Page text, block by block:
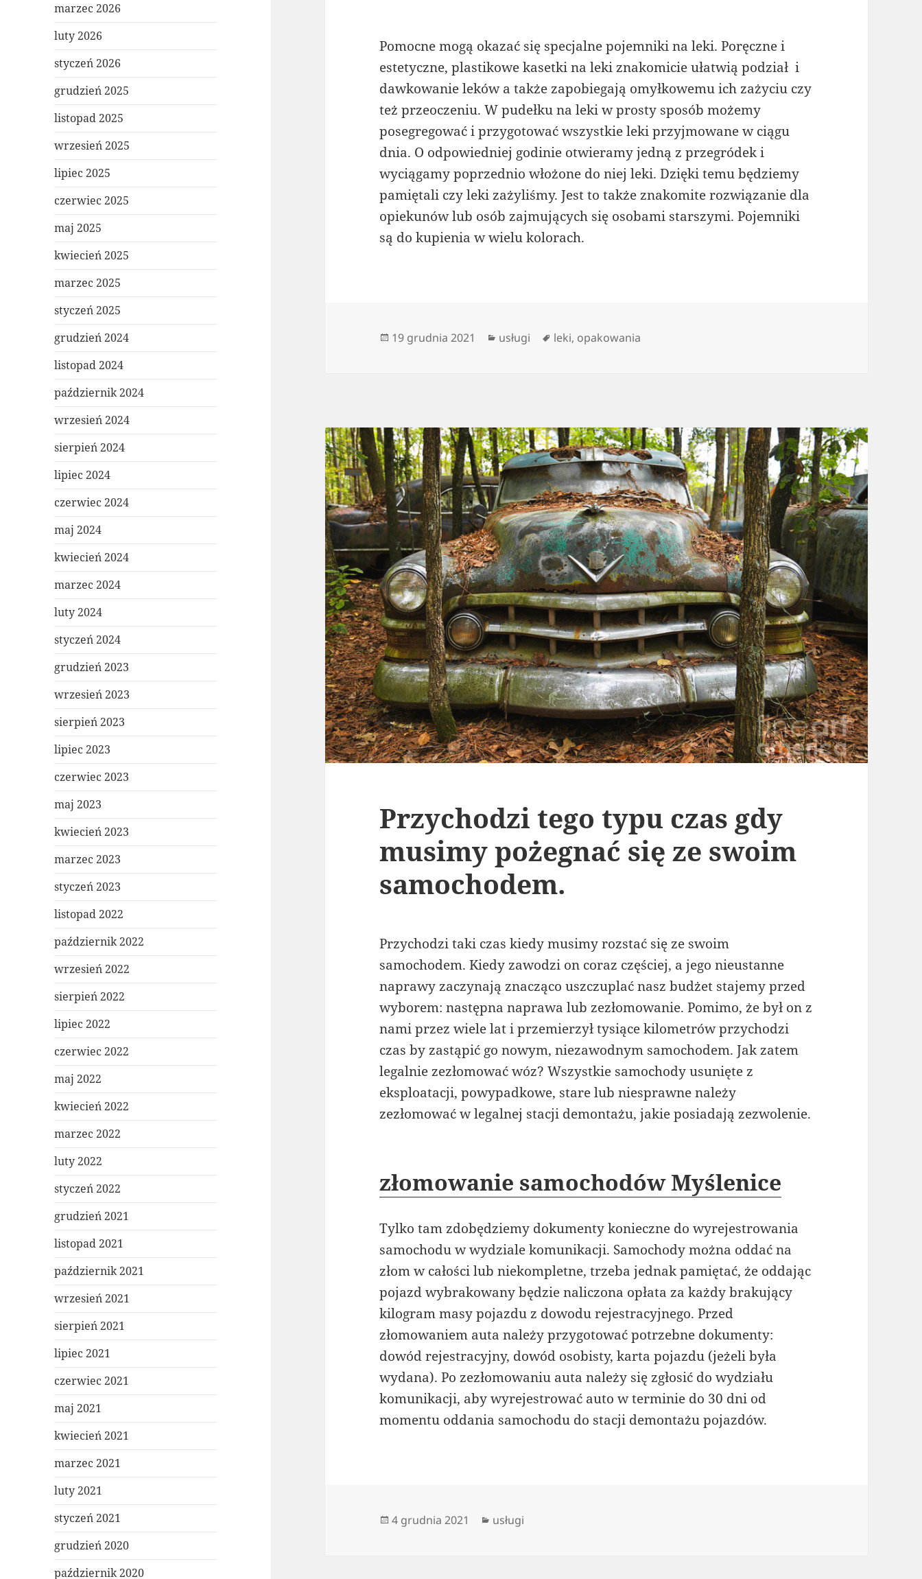
marzec 2026
luty 2026
styczeń 2026
grudzień 2025
listopad 2025
wrzesień 2025
lipiec 2025
czerwiec 2025
maj 2025
kwiecień 2025
marzec 2025
styczeń 2025
grudzień 2024
listopad 2024
październik 2024
wrzesień 2024
sierpień 2024
lipiec 2024
czerwiec 2024
maj 2024
kwiecień 2024
marzec 2024
luty 2024
styczeń 2024
grudzień 2023
wrzesień 2023
sierpień 2023
lipiec 2023
czerwiec 2023
maj 2023
kwiecień 2023
marzec 2023
styczeń 2023
listopad 2022
październik 2022
wrzesień 2022
sierpień 2022
lipiec 2022
czerwiec 2022
maj 2022
kwiecień 2022
marzec 2022
luty 2022
styczeń 2022
grudzień 2021
listopad 2021
październik 2021
wrzesień 2021
sierpień 2021
lipiec 2021
czerwiec 2021
maj 2021
kwiecień 2021
marzec 2021
luty 2021
styczeń 2021
grudzień 2020
październik 2020
Pomocne mogą okazać się specjalne pojemniki na leki. Poręczne i
estetyczne, plastikowe kasetki na leki znakomicie ułatwią podział i
dawkowanie leków a także zapobiegają omyłkowemu ich zażyciu czy
też przeoczeniu. W pudełku na leki w prosty sposób możemy
posegregować i przygotować wszystkie leki przyjmowane w ciągu
dnia. O odpowiedniej godinie otwieramy jedną z przegródek i
wyciągamy poprzednio włożone do niej leki. Dzięki temu będziemy
pamiętali czy leki zażyliśmy. Jest to także znakomite rozwiązanie dla
opiekunów lub osób zajmujących się osobami starszymi. Pojemniki
są do kupienia w wielu kolorach.
Data
19 grudnia 2021 Kategorie
usługi Tagi
leki, opakowania
Przychodzi tego typu czas gdy
musimy pożegnać się ze swoim
samochodem.
Przychodzi taki czas kiedy musimy rozstać się ze swoim
samochodem. Kiedy zawodzi on coraz częściej, a jego nieustanne
naprawy zaczynają znacząco uszczuplać nasz budżet stajemy przed
wyborem: następna naprawa lub zezłomowanie. Pomimo, że był on z
nami przez wiele lat i przemierzył tysiące kilometrów przychodzi
czas by zastąpić go nowym, niezawodnym samochodem. Jak zatem
legalnie zezłomować wóz? Wszystkie samochody usunięte z
eksploatacji, powypadkowe, stare lub niesprawne należy
zezłomować w legalnej stacji demontażu, jakie posiadają zezwolenie.
złomowanie samochodów Myślenice
Tylko tam zdobędziemy dokumenty konieczne do wyrejestrowania
samochodu w wydziale komunikacji. Samochody można oddać na
złom w całości lub niekompletne, trzeba jednak pamiętać, że oddając
pojazd wybrakowany będzie naliczona opłata za każdy brakujący
kilogram masy pojazdu z dowodu rejestracyjnego. Przed
złomowaniem auta należy przygotować potrzebne dokumenty:
dowód rejestracyjny, dowód osobisty, karta pojazdu (jeżeli była
wydana). Po zezłomowaniu auta należy się zgłosić do wydziału
komunikacji, aby wyrejestrować auto w terminie do 30 dni od
momentu oddania samochodu do stacji demontażu pojazdów.
Data
4 grudnia 2021 Kategorie
usługi